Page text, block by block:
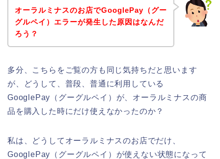
オーラルミナスのお店でGooglePay（グー
グルペイ）エラーが発生した原因はなんだ
ろう？
多分、こちらをご覧の方も同じ気持ちだと思います
が、どうして、普段、普通に利用している
GooglePay（グーグルペイ）が、オーラルミナスの商
品を購入した時にだけ使えなかったのか？
私は、どうしてオーラルミナスのお店でだけ、
GooglePay（グーグルペイ）が使えない状態になって